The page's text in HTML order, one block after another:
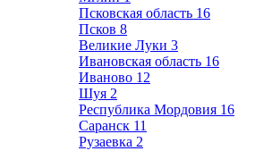
Псковская область 16
Псков 8
Великие Луки 3
Ивановская область 16
Иваново 12
Шуя 2
Республика Мордовия 16
Саранск 11
Рузаевка 2